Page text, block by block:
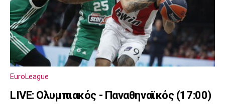
EuroLeague
LIVE: Ολυμπιακός - Παναθηναϊκός (17:00)